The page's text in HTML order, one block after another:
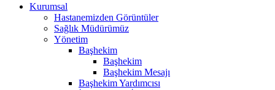
Kurumsal
Hastanemizden Görüntüler
Sağlık Müdürümüz
Yönetim
Başhekim
Başhekim
Başhekim Mesajı
Başhekim Yardımcısı